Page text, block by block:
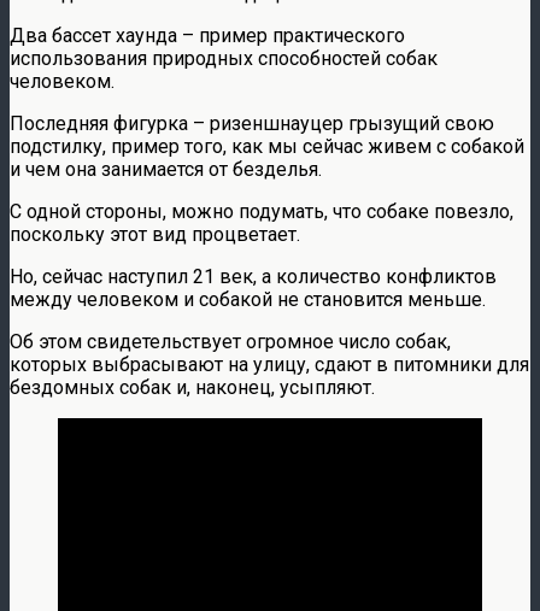
Два бассет хаунда – пример практического
использования природных способностей собак
человеком.
Последняя фигурка – ризеншнауцер грызущий свою
подстилку, пример того, как мы сейчас живем с собакой
и чем она занимается от безделья.
С одной стороны, можно подумать, что собаке повезло,
поскольку этот вид процветает.
Но, сейчас наступил 21 век, а количество конфликтов
между человеком и собакой не становится меньше.
Об этом свидетельствует огромное число собак,
которых выбрасывают на улицу, сдают в питомники для
бездомных собак и, наконец, усыпляют.